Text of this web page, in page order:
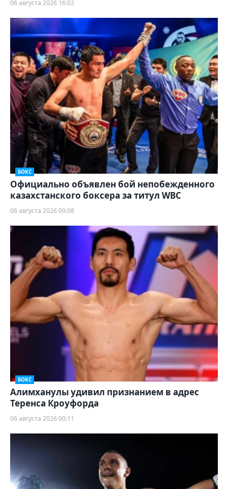
06 августа 2026 16:02
БОКС
Официально объявлен бой непобежденного
казахстанского боксера за титул WBC
06 августа 2026 09:08
БОКС
Алимханулы удивил признанием в адрес
Теренса Кроуфорда
06 августа 2026 00:11